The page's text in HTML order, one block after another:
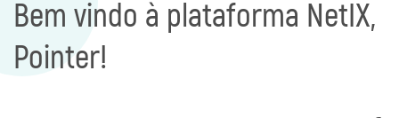
Bem vindo à plataforma NetIX,
Pointer!